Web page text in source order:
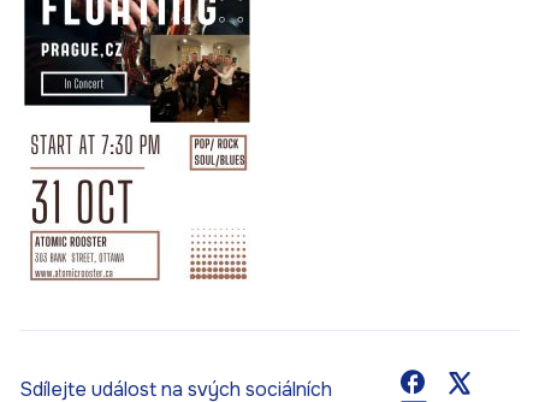
Sdílejte událost na svých sociálních